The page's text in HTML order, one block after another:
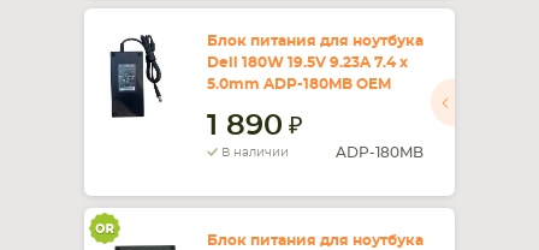
Блок питания для ноутбука
Dell 180W 19.5V 9.23A 7.4 x
5.0mm ADP-180MB OEM
1 890
В наличии ADP-180MB
Блок питания для ноутбука